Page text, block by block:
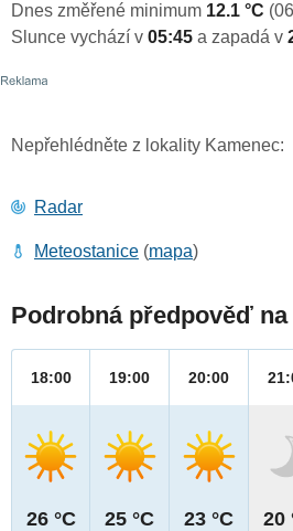
Dnes změřené minimum 12.1 °C
Slunce vychází v 05:45 a zapadá v
Nepřehlédněte z lokality Kamenec:
Radar
Meteostanice (mapa)
Podrobná předpověď na
18:00
26 °C
19:00
25 °C
20:00
23 °C 20